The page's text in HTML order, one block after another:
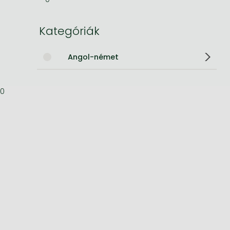
One-Punch Man manga
Kategóriák
Angol-német
0